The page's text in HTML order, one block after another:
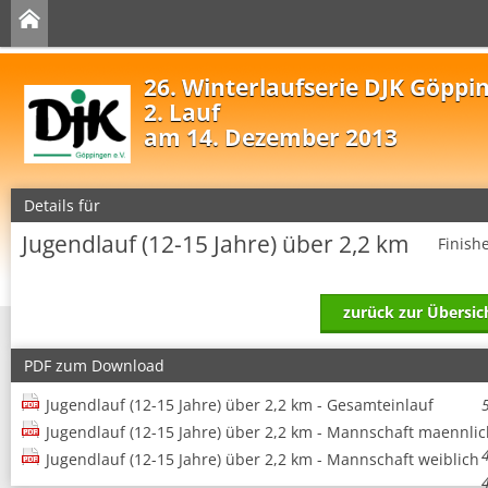
26. Winterlaufserie DJK
2. Lauf
am 14. Dezember 2013
Details für
Jugendlauf (12-15 Jahre) über 2,2 km
zurück zur
PDF zum Download
Jugendlauf (12-15 Jahre) über 2,2 km - Gesamteinlauf
Jugendlauf (12-15 Jahre) über 2,2 km - Mannschaft
Jugendlauf (12-15 Jahre) über 2,2 km - Mannschaft weiblich